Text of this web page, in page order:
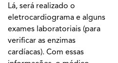
Lá, será realizado o
eletrocardiograma e alguns
exames laboratoriais (para
verificar as enzimas
cardíacas). Com essas